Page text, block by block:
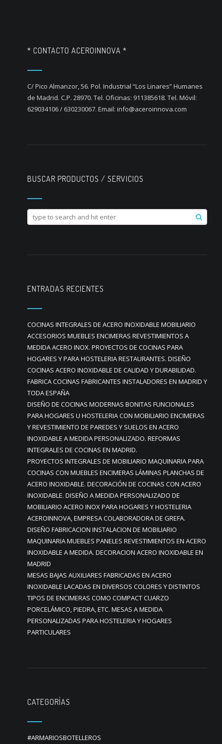
* CONTACTO ACEROINNOVA *
C/ Pico Almanzor, 56. Pol. Industrial “Los Linares” Humanes
de Madrid. C.P. 28970. Tel. Oficinas: 911385618. Tel. Móvil:
629034106 / 630230067. Email: info@aceroinnova.com
BUSCAR PRODUCTOS / SERVICIOS
ENTRADAS RECIENTES
COCINAS INTEGRALES DE ACERO INOXIDABLE MOBILIARIO
ACCESORIOS MUEBLES ENCIMERAS REVESTIMIENTOS A
MEDIDA ACERO INOX. PROYECTOS DE COCINAS PARA
HOGARES Y PARA HOSTELERIA RESTAURANTES. DISEÑO
COCINAS ACERO INOXIDABLE DE CALIDAD Y DURABILIDAD.
FABRICA COCINAS FABRICANTES INSTALADORES EN MADRID Y
TODA ESPAÑA
DISEÑO DE COCINAS MODERNAS BONITAS FUNCIONALES
PARA HOGARES U HOSTELERIA CON MOBILIARIO ENCIMERAS
Y REVESTIMIENTO DE PAREDES Y SUELOS EN ACERO
INOXIDABLE A MEDIDA PERSONALIZADO. REFORMAS
INTEGRALES DE COCINAS EN MADRID.
PROYECTOS INTEGRALES DE MOBILIARIO MAQUINARIA PARA
COCINAS CON MUEBLES ENCIMERAS LÁMINAS PLANCHAS DE
ACERO INOXIDABLE. DECORACIÓN DE COCINAS CON ACERO
INOXIDABLE. DISEÑO A MEDIDA PERSONALIZADO DE
MOBILIARIO ACERO INOX PARA HOGARES Y HOSTELERIA
ACEROINNOVA, EMPRESA COLABORADORA DE GREFA.
DISEÑO FABRICACION INSTALACION DE MOBILIARIO
MAQUINARIA MUEBLES PANELES REVESTIMIENTOS EN ACERO
INOXIDABLE A MEDIDA. DECORACION ACERO INOXIDABLE EN
MADRID
MESAS BAJAS AUXILIARES FABRICADAS EN ACERO
INOXIDABLE LACADAS EN DIVERSOS COLORES Y DISTINTOS
TIPOS DE ENCIMERAS COMO COMPACT CUARZO
PORCELÁMICO, PIEDRA, ETC. MESAS A MEDIDA
PERSONALIZADAS PARA HOSTELERIA Y HOGARES
PARTICULARES
CATEGORÍAS
#ARMARIOSBOTELLEROS